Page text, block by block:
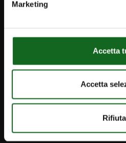
Marketing
Accetta
Accetta
Rifiuta
Pompes et moteurs
Pompes et systèmes